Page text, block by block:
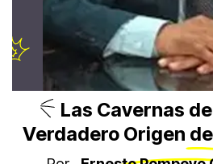
Las Cavernas
Verdadero Origen